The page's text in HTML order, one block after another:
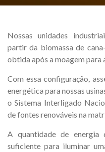
Nossas unidades
partir da biomassa de
obtida após a moagem para
Com essa configuração,
energética para nossas
o Sistema Interligado
de fontes renováveis na
A quantidade de energia
suficiente para iluminar